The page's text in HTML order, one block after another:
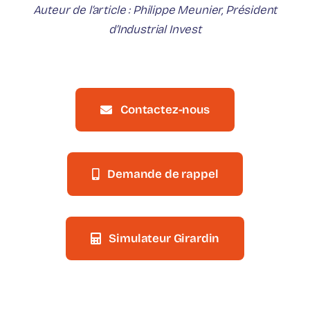
Auteur de l’article : Philippe Meunier, Président
d’Industrial Invest
Contactez-nous
Demande de rappel
Simulateur Girardin